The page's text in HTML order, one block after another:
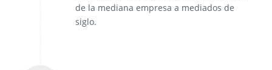
de la mediana empresa a mediados de
siglo.